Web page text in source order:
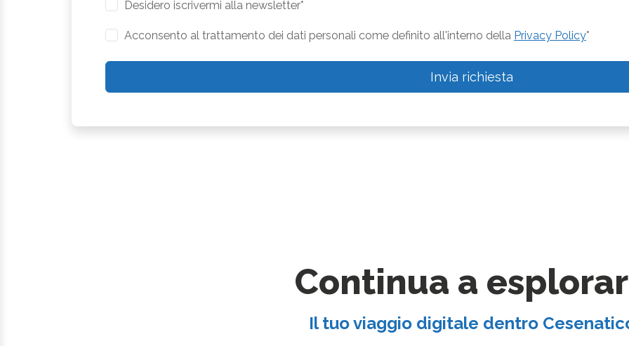
Desidero iscrivermi alla newsletter*
Acconsento al trattamento dei dati personali come definito all'interno della Privacy Policy*
Invia richiesta
Continua a
Il tuo viaggio digitale dentro